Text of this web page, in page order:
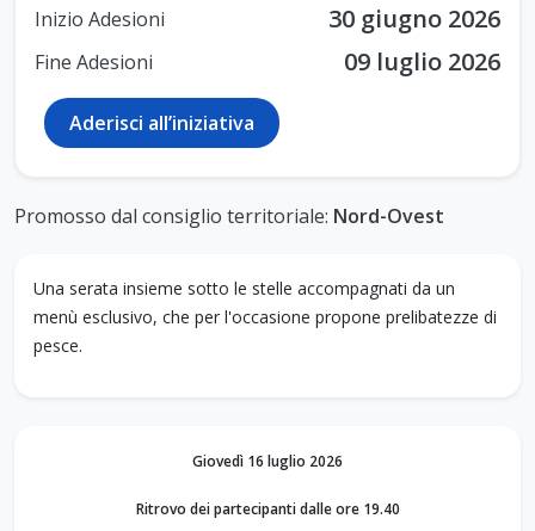
Inizio Adesioni 30 giugno 2026
Fine Adesioni 09 luglio 2026
Aderisci all’iniziativa
Promosso dal consiglio territoriale: Nord-Ovest
Una serata insieme sotto le stelle accompagnati da un
menù esclusivo, che per l'occasione propone prelibatezze di
pesce.
Giovedì 16 luglio 2026
Ritrovo dei partecipanti dalle ore 19.40